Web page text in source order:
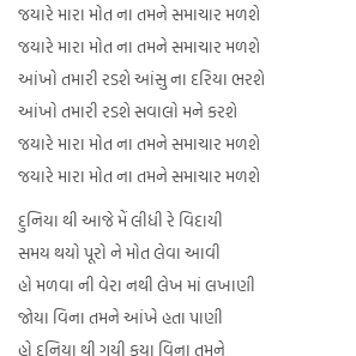
જયારે મારા મોત ના તમને સમાચાર મળશે
જયારે મારા મોત ના તમને સમાચાર મળશે
આંખો તમારી રડશે આંસુ ના દરિયા ભરશે
આંખો તમારી રડશે સવાલો મને કરશે
જયારે મારા મોત ના તમને સમાચાર મળશે
જયારે મારા મોત ના તમને સમાચાર મળશે
દુનિયા થી આજે મેં લીધી રે વિદાયી
સમય થયો પૂરો ને મોત લેવા આવી
હો મળવા ની વેરા નથી લેખ માં લખાણી
જોયા વિના તમને આંખે હતા પાણી
હો દુનિયા થી ગયી કયા વિના તમને